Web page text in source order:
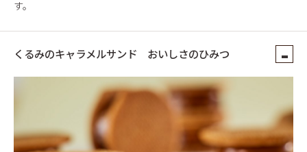
す。
くるみのキャラメルサンド おいしさのひみつ